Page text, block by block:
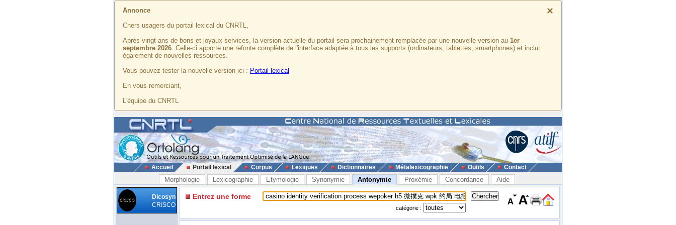
×
Annonce
Chers usagers du portail lexical du CNRTL,
Après vingt ans de bons et loyaux services, la version actuelle du portail sera prochainement remplacée par une nouvelle version au 1er
septembre 2026. Celle-ci apporte une refonte complète de l'interface adaptée à tous les supports (ordinateurs, tablettes, smartphones) et inclut
également de nouvelles ressources.
Vous pouvez tester la nouvelle version ici : Portail lexical
En vous remerciant,
L'équipe du CNRTL
Accueil Portail lexical Corpus Lexiques Dictionnaires Métalexicographie Outils Contact
Morphologie Lexicographie Etymologie Synonymie Antonymie Proxémie Concordance Aide
Dicosyn
CRISCO
Entrez une forme
catégorie :